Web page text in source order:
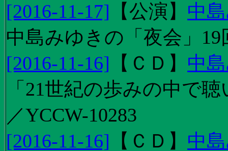
[2016-11-17] 【公演 】 中
中島みゆきの「夜会」
[2016-11-16] 【 ＣＤ 】 中
「21世紀の歩みの中で
／YCCW-10283
[2016-11-16] 【 ＣＤ 】 中